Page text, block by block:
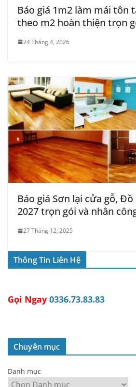
Báo giá 1m2 làm mái tôn
theo m2 hoàn thiện trọn
24 Tháng 4, 2026
Báo giá Sơn lại cửa gỗ,
2027 trọn gói và nhân
27 Tháng 12, 2025
Thông Tin Liên Hệ
Gọi Ngay 0336.73.83.83
Chuyên mục
Danh mục